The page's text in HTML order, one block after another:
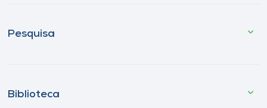
Pesquisa
Biblioteca